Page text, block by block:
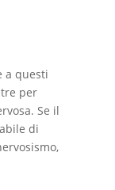
a questi
per
Se il
di